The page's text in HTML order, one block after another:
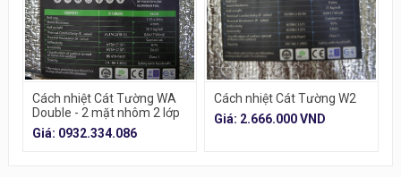
Cách nhiệt Cát Tường WA
Double - 2 mặt nhôm 2 lớp
túi khí
Giá: 0932.334.086
Cách nhiệt Cát Tường W2
Giá: 2.666.000 VND